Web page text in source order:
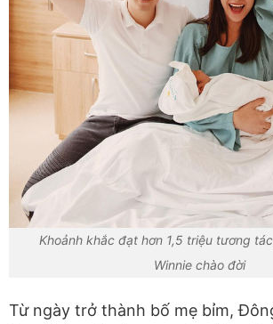
Khoảnh khắc đạt hơn 1,5 triệu tương
Winnie chào đời
Từ ngày trở thành bố mẹ bỉm,